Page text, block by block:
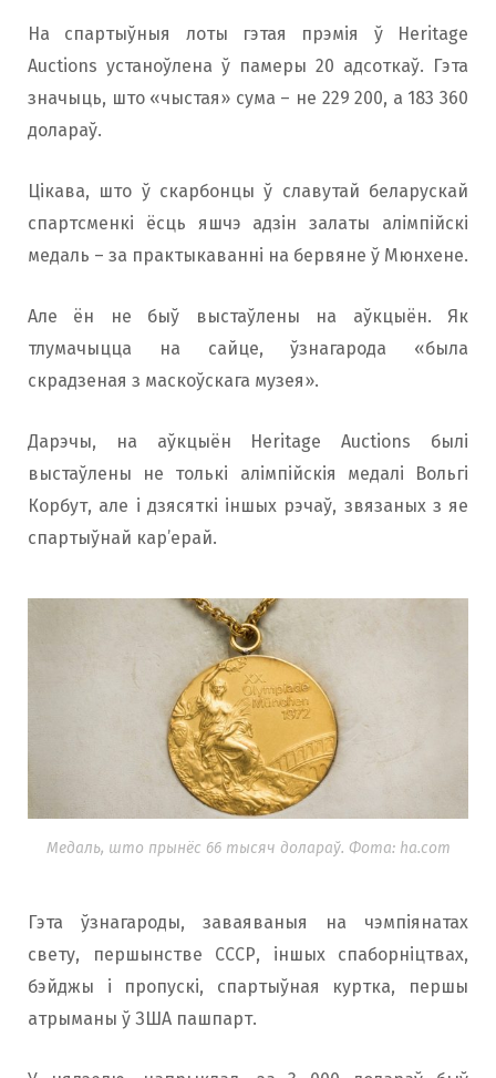
На спартыўныя лоты гэтая прэмія ў Heritage
Auctions устаноўлена ў памеры 20 адсоткаў. Гэта
значыць, што «чыстая» сума – не 229 200, а 183 360
долараў.
Цікава, што ў скарбонцы ў славутай беларускай
спартсменкі ёсць яшчэ адзін залаты алімпійскі
медаль – за практыкаванні на бервяне ў Мюнхене.
Але ён не быў выстаўлены на аўкцыён. Як
тлумачыцца на сайце, ўзнагарода «была
скрадзеная з маскоўскага музея».
Дарэчы, на аўкцыён Heritage Auctions былі
выстаўлены не толькі алімпійскія медалі Вольгі
Корбут, але і дзясяткі іншых рэчаў, звязаных з яе
спартыўнай кар’ерай.
Медаль, што прынёс 66 тысяч долараў. Фота: ha.com
Гэта ўзнагароды, заваяваныя на чэмпіянатах
свету, першынстве СССР, іншых спаборніцтвах,
бэйджы і пропускі, спартыўная куртка, першы
атрыманы ў ЗША пашпарт.